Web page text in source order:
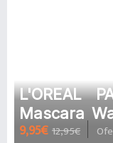
L'OREAL
Mascara
de
9,95€ 12,95€